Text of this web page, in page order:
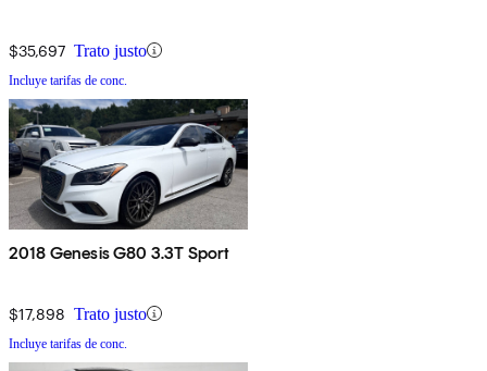
$35,697 Trato justo
Incluye tarifas de conc.
2018 Genesis G80 3.3T Sport
$17,898 Trato justo
Incluye tarifas de conc.